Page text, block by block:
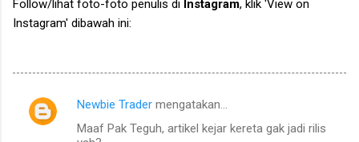
Follow/lihat foto-foto penulis di Instagram, klik 'View on
Instagram' dibawah ini:
K
Newbie Trader mengatakan…
Maaf Pak Teguh, artikel kejar kereta gak jadi rilis